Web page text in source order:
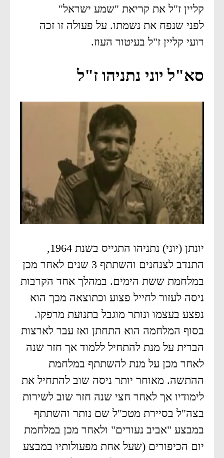
קליין ז"ל את קריאת "שמע ישראל"
לפני שנפח את נשמתו. על פעולה זו זכה
רועי קליין ז"ל בעיטור העוז.
סא"ל יוני נתניהו ז"ל
יונתן (יוני) נתניהו התגייס בשנת 1964,
התנדב לצנחנים והשתתף 3 שנים לאחר מכן
במלחמת ששת הימים. במהלך אחד הקרבות
ניסה לעזור לחייל פצוע וכתוצאה מכך הוא
נפצע בעצמו ונותר מוגבל בתנועת מרפקו.
בסוף המלחמה הוא התחתן ואז עבר לארצות
הברית על מנת להתחיל ללמוד אך חזר שנה
לאחר מכן על מנת להשתתף במלחמת
ההתשה. מאוחר יותר ניסה שוב להתחיל את
לימודיו אך לאחר חצי שנה חזר שוב לשירות
בצה"ל בסיירת מטכ"ל שם נותר והשתתף
במבצע "אביב נעורים" ולאחר מכן במלחמת
יום הכיפורים (שעל אחת מפעולותיו במבצע